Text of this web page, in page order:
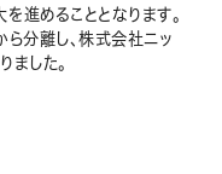
進めることとなります。
分離し、株式会社ニッ
ました。